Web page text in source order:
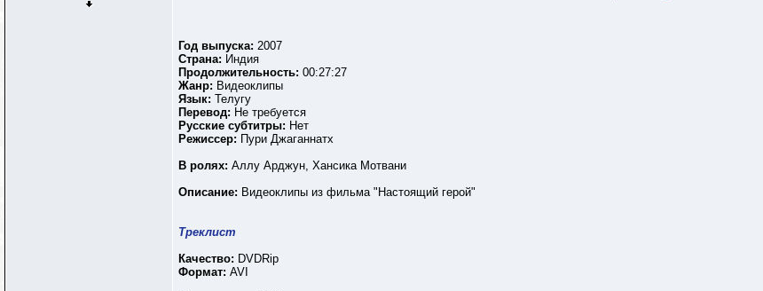
Год выпуска: 2007
Страна: Индия
Продолжительность: 00:27:27
Жанр: Видеоклипы
Язык: Телугу
Перевод: Не требуется
Русские субтитры: Нет
Режиссер: Пури Джаганнатх
В ролях: Аллу Арджун, Хансика Мотвани
Описание: Видеоклипы из фильма "Настоящий герой"
Треклист
Качество: DVDRip
Формат: AVI